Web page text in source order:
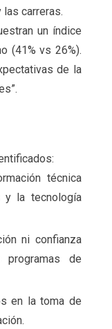
carreras.
un índice
(41% vs 26%).
de la
técnica
y la tecnología
ni confianza
programas de
en la toma de